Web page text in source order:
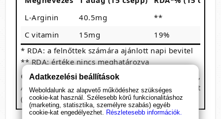
L-Arginin
40.5mg
**
C vitamin
15mg
19%
* RDA: a felnőttek számára ajánlott napi bevitel
** RDA: értéke nincs meghatározva
Összetevők:víz, c-vitamin, Arginin-hidroklorid,
Aszkorbinsav, tartósítószerek: nátrium-benzoát
(E211), kálium-sorbát (E202).
Adatkezelési beállítások
Weboldalunk az alapvető működéshez szükséges
cookie-kat használ. Szélesebb körű funkcionalitáshoz
(marketing, statisztika, személyre szabás) egyéb
cookie-kat engedélyezhet. Részletesebb információk.